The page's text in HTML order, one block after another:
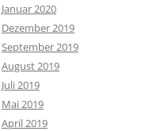
Januar 2020
Dezember 2019
September 2019
August 2019
Juli 2019
Mai 2019
April 2019